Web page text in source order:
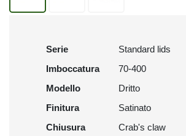
Serie
Standard lids
Imboccatura
70-400
Modello
Dritto
Finitura
Satinato
Chiusura
Crab's claw